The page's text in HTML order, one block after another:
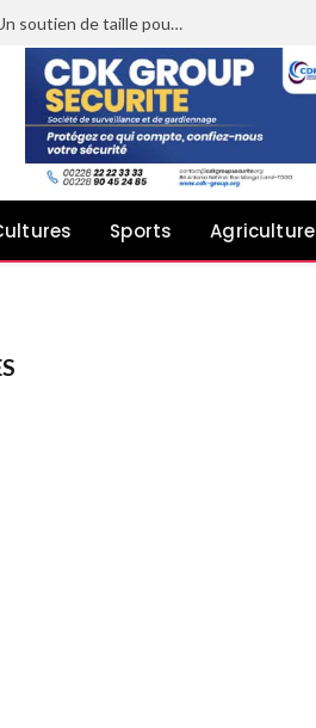
Sheyi Adebayor aux côtés de CDK GROUP : Un soutien de taille pour le concert de Joachin Migos
Sports Agriculture